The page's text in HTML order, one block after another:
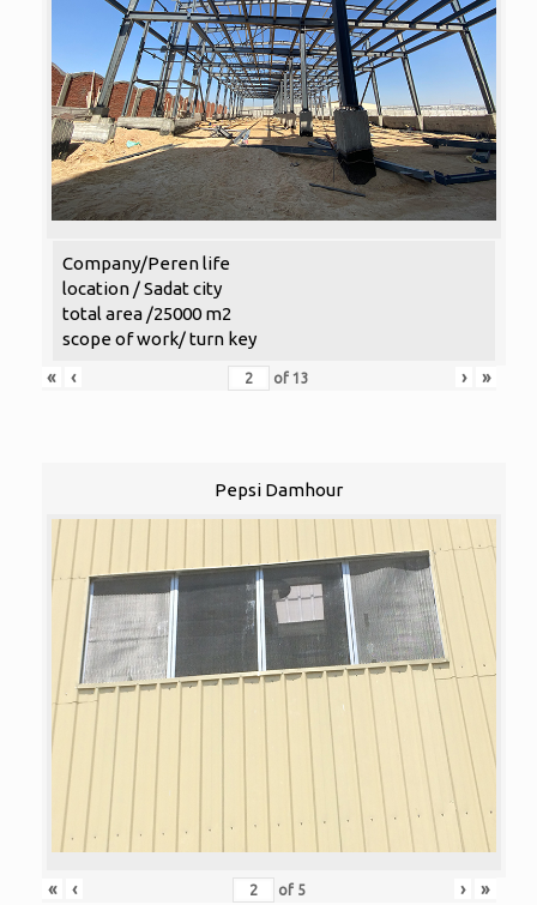
Company/Peren life
location / Sadat city
total area /25000 m2
scope of work/ turn key
«
‹ of 13 › »
Pepsi Damhour
« ‹ of 5 › »